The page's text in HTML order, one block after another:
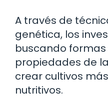
A través de
genética, los
buscando
propiedades de
crear cultivos
nutritivos.